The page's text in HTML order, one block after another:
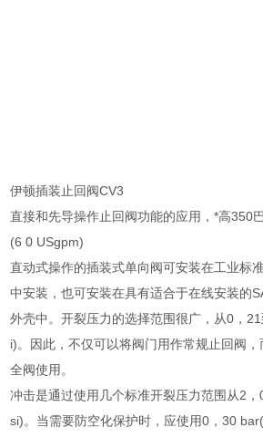
伊顿插装止回阀CV3
直接和先导操作止回阀功能的应用，*高350
(6 0 USgpm)
直动式操作的插装式单向阀可安装在工业标
中安装，也可安装在具有适合于在线安装的
外壳中。开裂压力的选择范围很广，从0，
i)。因此，不仅可以将阀门用作常规止回阀
全阀使用。
冲击是通过使用几个标准开裂压力范围从2
si)。当需要防空化保护时，应使用0，30